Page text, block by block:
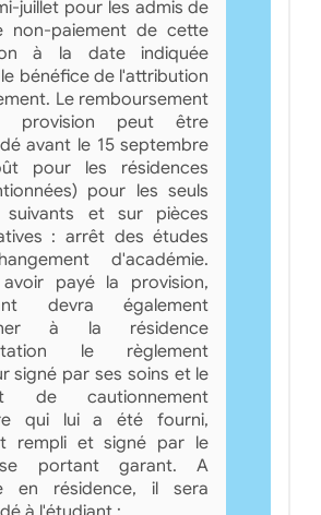
juillet pour les admis de
non-paiement de cette
à la date indiquée
bénéfice de l'attribution
Le remboursement
provision peut être
avant le 15 septembre
pour les résidences
pour les seuls
suivants et sur pièces
: arrêt des études
d'académie.
payé la provision,
devra également
à la résidence
le règlement
signé par ses soins et le
de cautionnement
qui lui a été fourni,
rempli et signé par le
portant garant. A
en résidence, il sera